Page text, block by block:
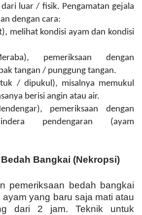
luar / fisik. Pengamatan gejala
dengan cara:
melihat kondisi ayam dan kondisi
pemeriksaan dengan
tangan / punggung tangan.
/ dipukul), misalnya memukul
berisi angin atau air.
pemeriksaan dengan
pendengaran (ayam
Bangkai (Nekropsi)
pemeriksaan bedah bangkai
ayam yang baru saja mati atau
dari 2 jam. Teknik untuk